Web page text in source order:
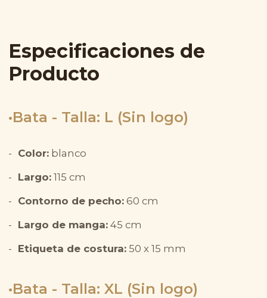
Especificaciones de
Producto
Bata - Talla: L (Sin logo)
Color: blanco
Largo: 115 cm
Contorno de pecho: 60 cm
Largo de manga: 45 cm
Etiqueta de costura: 50 x 15 mm
Bata - Talla: XL (Sin logo)